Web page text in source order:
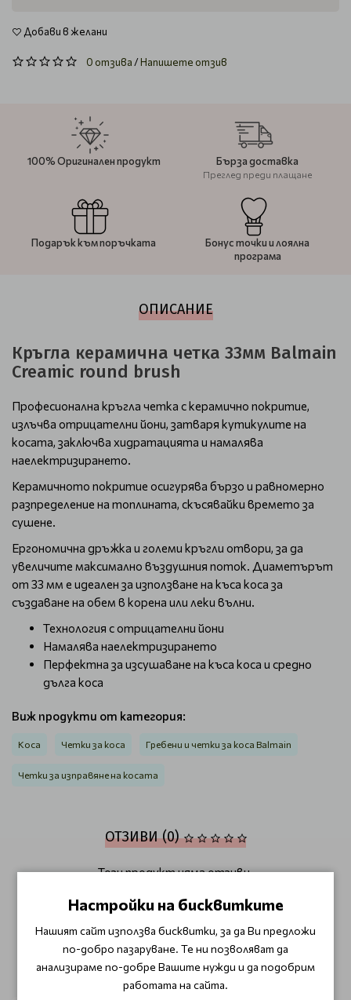
Добави в желани
0 отзива/Напишете отзив
100% Оригинален продукт Бърза доставка
Преглед преди плащане
Подарък към поръчката
Бонус точки и лоялна
програма
ОПИСАНИЕ
Кръгла керамична четка 33мм Balmain
Creamic round brush
Професионална кръгла четка с керамично покритие,
излъчва отрицателни йони, затваря кутикулите на
косата, заключва хидратацията и намалява
наелектризирането.
Керамичното покритие осигурява бързо и равномерно
разпределение на топлината, скъсявайки времето за
сушене.
Ергономична дръжка и големи кръгли отвори, за да
увеличите максимално въздушния поток. Диаметърът
от 33 мм е идеален за използване на къса коса за
създаване на обем в корена или леки вълни.
Технология с отрицателни йони
Намалява наелектризирането
Перфектна за изсушаване на къса коса и средно
дълга коса
Виж продукти от категория:
Коса Четки за коса Гребени и четки за коса Balmain
Четки за изправяне на косата
ОТЗИВИ (0)
Този продукт няма отзиви.
НАПИШЕТЕ ОТЗИВ
ОЩЕ ОТ КАТЕГОРИЯТА
Настройки на бисквитките
Нашият сайт използва бисквитки, за да Ви предложи
по-добро пазаруване. Те ни позволяват да
анализираме по-добре Вашите нужди и да подобрим
работата на сайта.